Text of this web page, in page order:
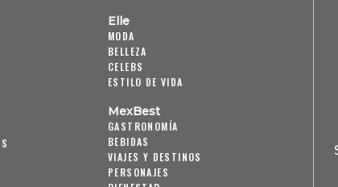
Elle
MODA
BELLEZA
CELEBS
ESTILO DE VIDA
MexBest
GASTRONOMÍA
BEBIDAS
VIAJES Y DESTINOS
PERSONAJES